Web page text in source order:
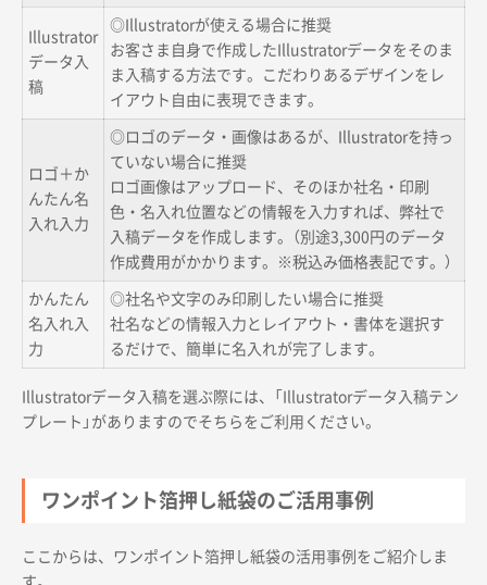
Illustrator
データ入
稿
◎Illustratorが使える場合に推奨
お客さま自身で作成したIllustratorデータをそのま
ま入稿する方法です。こだわりあるデザインをレ
イアウト自由に表現できます。
ロゴ＋か
んたん名
入れ入力
◎ロゴのデータ・画像はあるが、Illustratorを持っ
ていない場合に推奨
ロゴ画像はアップロード、そのほか社名・印刷
色・名入れ位置などの情報を入力すれば、弊社で
入稿データを作成します。（別途3,300円のデータ
作成費用がかかります。※税込み価格表記です。）
かんたん
名入れ入
力
◎社名や文字のみ印刷したい場合に推奨
社名などの情報入力とレイアウト・書体を選択す
るだけで、簡単に名入れが完了します。
Illustratorデータ入稿を選ぶ際には、「Illustratorデータ入稿テン
プレート」がありますのでそちらをご利用ください。
ワンポイント箔押し紙袋のご活用事例
ここからは、ワンポイント箔押し紙袋の活用事例をご紹介しま
す。